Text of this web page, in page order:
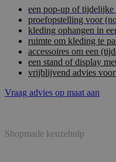
een pop-up of
proefopstelling voor
kleding ophangen in
ruimte om kleding te
accessoires om een
een stand of display
vrijblijvend advies
Vraag advies op maat aan
Shopmade keuzehulp